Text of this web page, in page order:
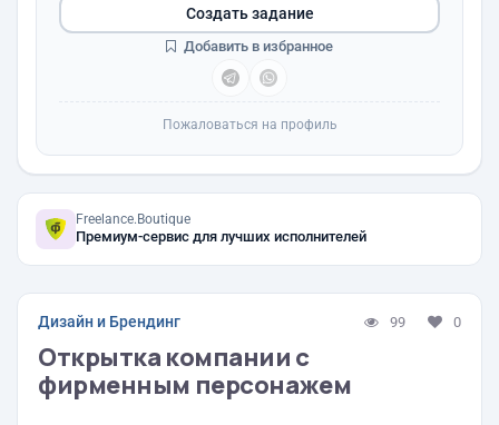
Создать задание
Добавить в избранное
Пожаловаться на профиль
Freelance.Boutique
Премиум-сервис для лучших исполнителей
Дизайн и Брендинг 99 0
Открытка компании с
фирменным персонажем